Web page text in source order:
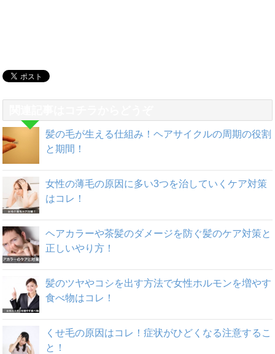
髪の毛が生える仕組み！ヘアサイクルの周期の役割
と期間！
女性の薄毛の原因に多い3つを治していくケア対策
はコレ！
ヘアカラーや茶髪のダメージを防ぐ髪のケア対策と
正しいやり方！
髪のツヤやコシを出す方法で女性ホルモンを増やす
食べ物はコレ！
くせ毛の原因はコレ！症状がひどくなる注意するこ
と！